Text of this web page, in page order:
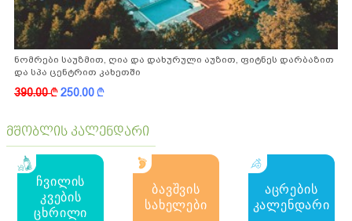
ნომრები საუზმით, ღია და დახურული აუზით, ფიტნეს დარბაზით
და სპა ცენტრით კახეთში
390.00k250.00k
მშობლის კალენდარი
ჩვილის
კვების
ცხრილი
ბავშვის
სახელები
აცრების
კალენდარი